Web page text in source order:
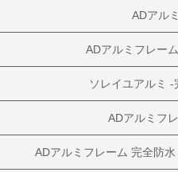
ADアル
ADアルミフレー
ソレイユアルミ
ADアルミフ
ADアルミフレーム 完全防